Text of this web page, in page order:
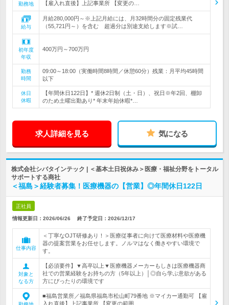
勤務地
【雇入れ直後】上記事業所 【変更の…
給与
月給280,000円～※上記月給には、月32時間分の固定残業代
（55,721円～）を含む 超過分は別途支給します※試…
初年度
年収
400万円～700万円
勤務
時間
09:00～18:00（実働時間8時間／休憩60分）残業：月平均45時間
以下
休日
休暇
【年間休日122日】* 週休2日制（土・日）、祝日※年2回、棚卸
のため土曜出勤あり* 年末年始休暇*…
求人詳細を見る 気になる
株式会社シバタインテック | ＜基本土日祝休み＞医療・福祉分野をトータル
サポートする商社
＜福島＞経験者募集！医療機器の【営業】◎年間休日122日
正社員
情報更新日：2026/06/26 終了予定日： 2026/12/17
仕事内容
＜丁寧なOJT研修あり！＞医療従事者に向けて医療材料や医療機
器の提案営業をお任せします。ノルマはなく働きやすい環境で
す。
対象と
なる方
【必須要件】▼高卒以上▼医療機器メーカーもしきは医療機器商
社での営業経験をお持ちの方（5年以上）│◎自ら学ぶ意欲がある
方にぴったりの環境です
■福島営業所／福島県福島市松山町79番地 ※マイカー通勤可 【雇
入れ直後】上記事業所 【変更の範囲…